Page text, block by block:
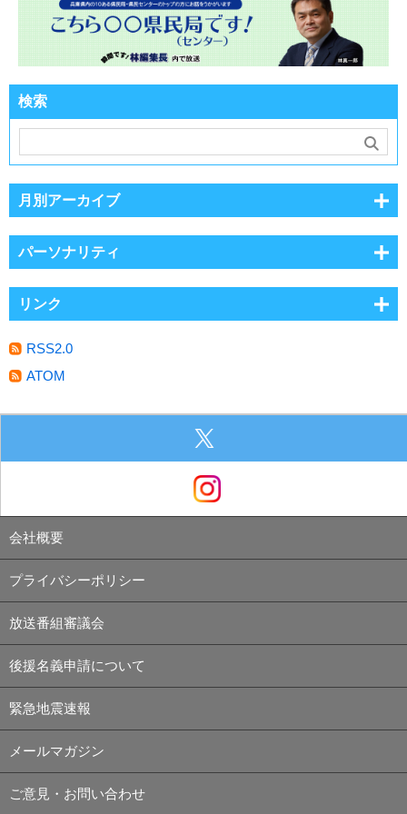
検索
月別アーカイブ
パーソナリティ
リンク
RSS2.0
ATOM
会社概要
プライバシーポリシー
放送番組審議会
後援名義申請について
緊急地震速報
メールマガジン
ご意見・お問い合わせ